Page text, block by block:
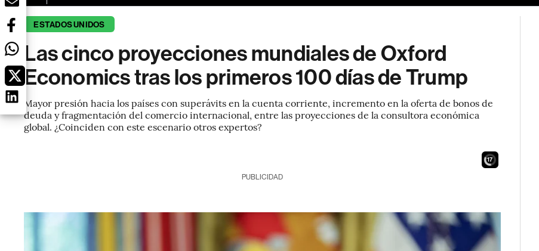
ESTADOS UNIDOS
Las cinco proyecciones mundiales de Oxford
Economics tras los primeros 100 días de Trump
Mayor presión hacia los países con superávits en la cuenta corriente, incremento en la oferta de bonos de
deuda y fragmentación del comercio internacional, entre las proyecciones de la consultora económica
global. ¿Coinciden con este escenario otros expertos?
16
PUBLICIDAD